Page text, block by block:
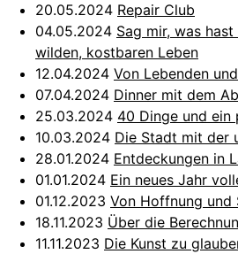
20.05.2024 Repair Club
04.05.2024 Sag mir, was
wilden, kostbaren Leben
12.04.2024 Von Lebenden
07.04.2024 Dinner mit dem
25.03.2024 40 Dinge und ein
10.03.2024 Die Stadt mit der
28.01.2024 Entdeckungen in
01.01.2024 Ein neues Jahr
01.12.2023 Von Hoffnung und
18.11.2023 Über die
11.11.2023 Die Kunst zu